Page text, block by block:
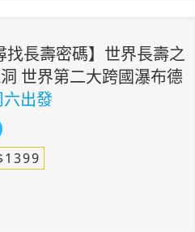
找長壽密碼】世界長壽之
世界第二大跨國瀑布德
出發
1399